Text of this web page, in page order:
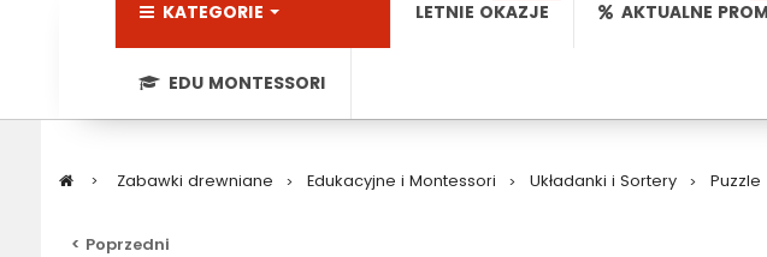
KATEGORIE LETNIE OKAZJE AKTUALNE
EDU MONTESSORI
> Zabawki drewniane > Edukacyjne i Montessori > Układanki i Sortery > Puzzle
< Poprzedni